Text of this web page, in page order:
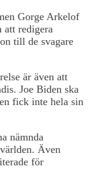
Gorge Arkelof
att redigera
till de svagare
är även att
Joe Biden ska
fick inte hela sin
nämnda
Även
för